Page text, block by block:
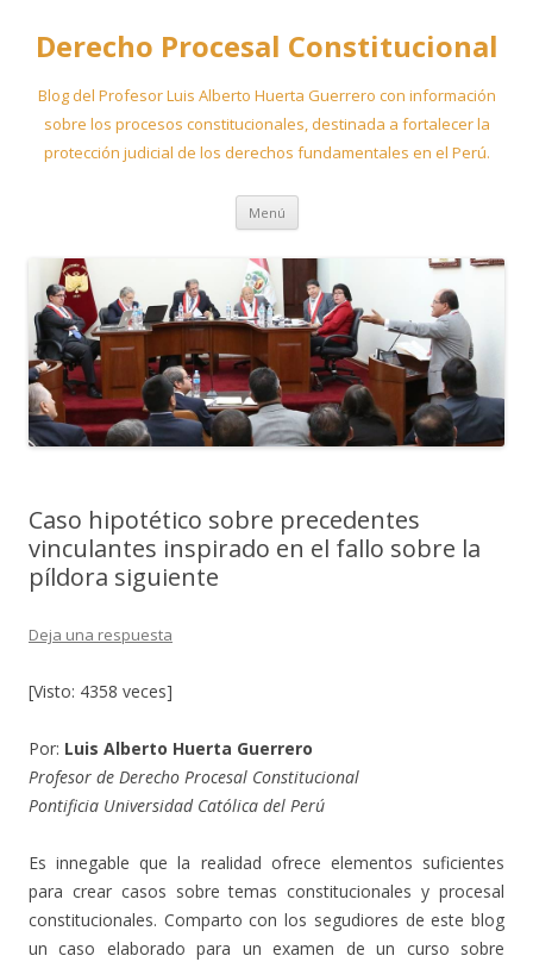
Derecho Procesal Constitucional
Blog del Profesor Luis Alberto Huerta Guerrero con información
sobre los procesos constitucionales, destinada a fortalecer la
protección judicial de los derechos fundamentales en el Perú.
Menú Ir
contenido
Caso hipotético sobre precedentes
vinculantes inspirado en el fallo sobre la
píldora siguiente
Deja una respuesta
[Visto: 4358 veces]
Por: Luis Alberto Huerta Guerrero
Profesor de Derecho Procesal Constitucional
Pontificia Universidad Católica del Perú
Es innegable que la realidad ofrece elementos suficientes
para crear casos sobre temas constitucionales y procesal
constitucionales. Comparto con los segudiores de este blog
un caso elaborado para un examen de un curso sobre